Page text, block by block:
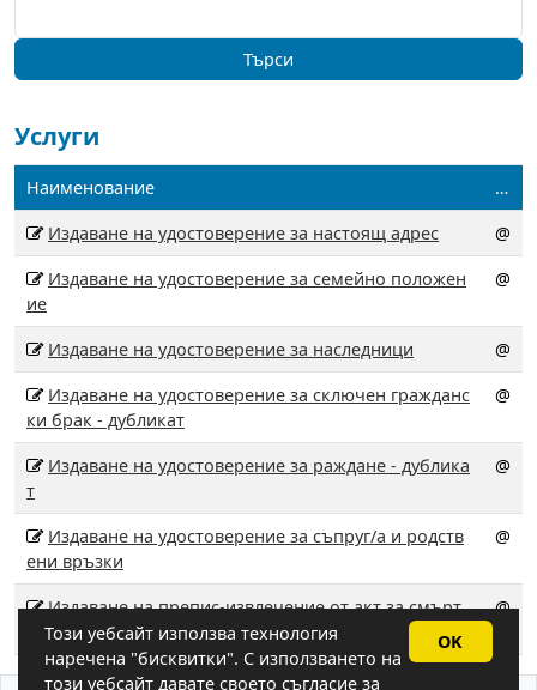
Услуги
Наименование
…
Издаване на удостоверение за настоящ адрес
@
Издаване на удостоверение за семейно положен
ие
@
Издаване на удостоверение за наследници
@
Издаване на удостоверение за сключен гражданс
ки брак - дубликат
@
Издаване на удостоверение за раждане - дублика
т
@
Издаване на удостоверение за съпруг/а и родств
ени връзки
@
Издаване на препис-извлечение от акт за смърт
за втори и следващ път
@
Този уебсайт използва технология
наречена "бисквитки". С използването на
този уебсайт давате своето съгласие за
OK